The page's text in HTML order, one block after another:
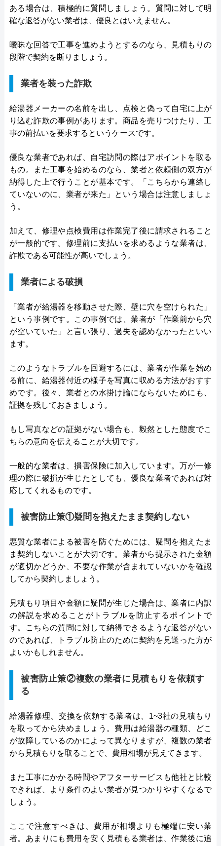
ある場合は、積極的に質問しましょう。質問に対して明
確な返答がない業者は、優良とはいえません。
曖昧な回答で工事を進めようとするのなら、見積もりの
段階で契約を断りましょう。
業者を装った詐欺
給湯器メーカーの名前を出し、点検と偽って自宅に上が
り込む詐欺の事例があります。商品を売りつけたり、工
事の前払いを要求するというケースです。
優良な業者であれば、自宅訪問の際はアポイントを取る
もの。また工事を始めるのなら、業者と依頼側の双方が
納得した上で行うことが基本です。「こちらから連絡し
ていないのに、業者が来た」という場合は注意しましょ
う。
加えて、修理や点検費用は作業完了後に請求されること
が一般的です。修理前に支払いを求めるような業者は、
詐欺である可能性が高いでしょう。
業者による破損
「業者が給湯器を移動させた際、壁に穴を空けられた」
という事例です。この事例では、業者が「作業前から穴
が空いていた」と言い張り、過失を認めなかったといい
ます。
このようなトラブルを回避するには、業者が作業を始め
る前に、給湯器付近の様子を写真に収める方法がおすす
めです。後々、業者との水掛け論にならないためにも、
証拠を残しておきましょう。
もし写真などの証拠がない場合も、毅然とした態度でこ
ちらの意向を伝えることが大切です。
一般的な業者は、損害保険に加入しています。万が一修
理の際に破損が生じたとしても、優良な業者であれば対
応してくれるものです。
被害防止策①疑問を抱えたまま契約しない
悪質な業者による被害を防ぐためには、疑問を抱えたま
ま契約しないことが大切です。業者から提示された金額
が適切かどうか、不要な作業が含まれていないかを確認
してから契約しましょう。
見積もり項目や金額に疑問が生じた場合は、業者に内訳
の解説を求めることがトラブルを防止するポイントで
す。こちらの質問に対して納得できるような返答がない
のであれば、トラブル防止のために契約を見送った方が
よいかもしれません。
被害防止策②複数の業者に見積もりを依頼す
る
給湯器修理、交換を依頼する業者は、1~3社の見積もり
を取ってから決めましょう。費用は給湯器の種類、どこ
が故障しているのかによって異なりますが、複数の業者
から見積もりを取ることで、費用相場が見えてきます。
また工事にかかる時間やアフターサービスも他社と比較
できれば、より条件のよい業者が見つかりやすくなるで
しょう。
ここで注意すべきは、費用が相場よりも極端に安い業
者。あまりにも費用を安く見積もる業者は、作業後に追